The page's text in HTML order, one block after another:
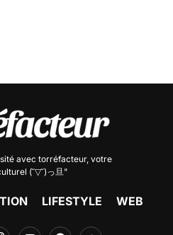
avec torréfacteur, votre
(˘▽˘)っ旦"
LIFESTYLE WEB